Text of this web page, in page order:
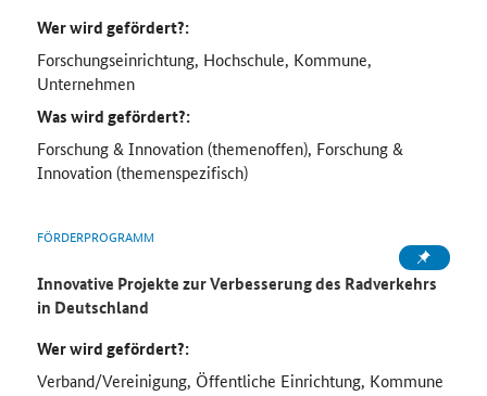
Wer wird gefördert?:
Forschungseinrichtung, Hochschule, Kommune,
Unternehmen
Was wird gefördert?:
Forschung & Innovation (themenoffen), Forschung &
Innovation (themenspezifisch)
FÖRDERPROGRAMM
Innovative Projekte zur Verbesserung des Radverkehrs
in Deutschland
Wer wird gefördert?:
Verband/Vereinigung, Öffentliche Einrichtung, Kommune